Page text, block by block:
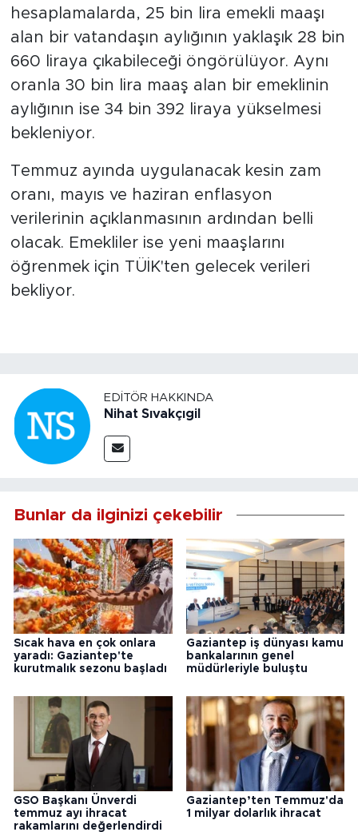
hesaplamalarda, 25 bin lira emekli maaşı
alan bir vatandaşın aylığının yaklaşık 28 bin
660 liraya çıkabileceği öngörülüyor. Aynı
oranla 30 bin lira maaş alan bir emeklinin
aylığının ise 34 bin 392 liraya yükselmesi
bekleniyor.
Temmuz ayında uygulanacak kesin zam
oranı, mayıs ve haziran enflasyon
verilerinin açıklanmasının ardından belli
olacak. Emekliler ise yeni maaşlarını
öğrenmek için TÜİK'ten gelecek verileri
bekliyor.
EDITÖR HAKKINDA
Nihat Sıvakçıgil
Bunlar da ilginizi çekebilir
Sıcak hava en çok onlara
yaradı: Gaziantep'te
kurutmalık sezonu başladı
Gaziantep iş dünyası kamu
bankalarının genel
müdürleriyle buluştu
GSO Başkanı Ünverdi
temmuz ayı ihracat
rakamlarını değerlendirdi
Gaziantep’ten Temmuz'da
1 milyar dolarlık ihracat